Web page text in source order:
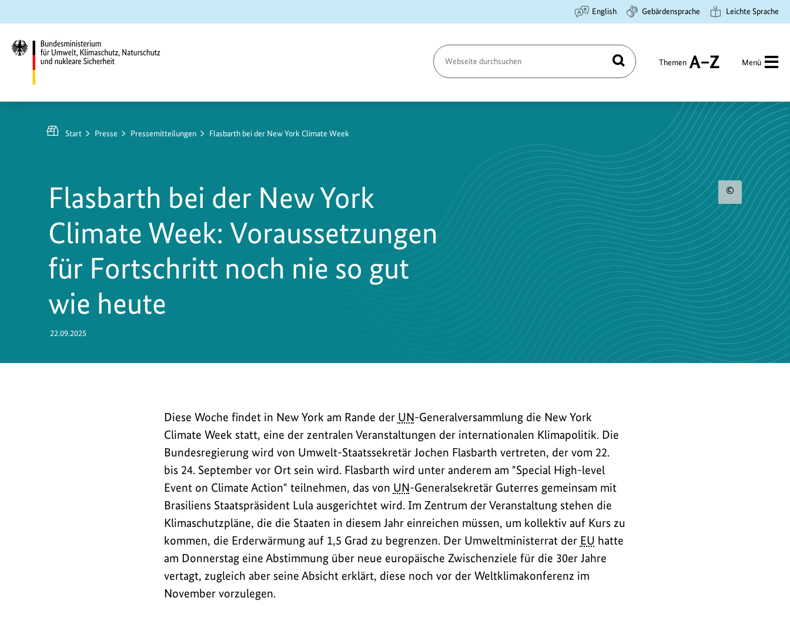
Hauptinhalt
springen
Suche
springen
Hauptnavigation
springen
English Gebärdensprache Leichte Sprache
Umwelt,
Klimaschutz,
Sicherheit
Seite
durchsuchen
Suchen Themen
A
Menü
Start Presse Pressemitteilungen Flasbarth bei der New York Climate Week
Flasbarth bei der New York
Climate Week: Voraussetzungen
für Fortschritt noch nie so gut
wie heute
22.09.2025
zum
Bild
Diese
Woche
findet
in
New
York
am
Rande
der
UN -
Generalversammlung
die
Diese Woche findet in New York am Rande der UN-Generalversammlung die New York
Climate Week statt, eine der zentralen Veranstaltungen der internationalen Klimapolitik. Die
Bundesregierung wird von Umwelt-Staatssekretär Jochen Flasbarth vertreten, der vom 22.
bis 24. September vor Ort sein wird. Flasbarth wird unter anderem am "Special High-level
Event on Climate Action" teilnehmen, das von UN-Generalsekretär Guterres gemeinsam mit
Brasiliens Staatspräsident Lula ausgerichtet wird. Im Zentrum der Veranstaltung stehen die
Klimaschutzpläne, die die Staaten in diesem Jahr einreichen müssen, um kollektiv auf Kurs zu
kommen, die Erderwärmung auf 1,5 Grad zu begrenzen. Der Umweltministerrat der EU hatte
am Donnerstag eine Abstimmung über neue europäische Zwischenziele für die 30er Jahre
vertagt, zugleich aber seine Absicht erklärt, diese noch vor der Weltklimakonferenz im
November vorzulegen.